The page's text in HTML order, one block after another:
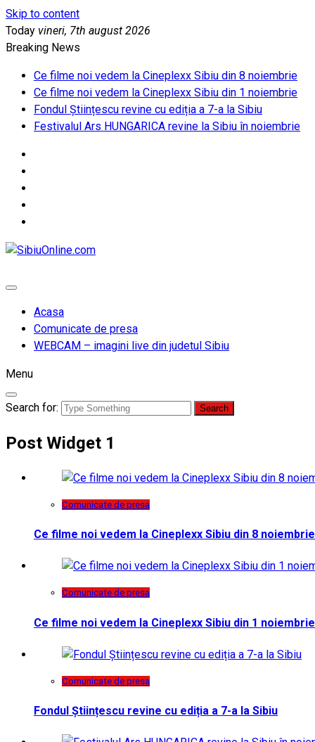
Skip to content
Today vineri, 7th august 2026
Breaking News
Ce filme noi vedem la Cineplexx Sibiu din 8 noiembrie
Ce filme noi vedem la Cineplexx Sibiu din 1 noiembrie
Fondul Științescu revine cu ediția a 7-a la Sibiu
Festivalul Ars HUNGARICA revine la Sibiu în noiembrie
Acasa
Comunicate de presa
WEBCAM – imagini live din judetul Sibiu
Menu
Search for:
Post Widget 1
Comunicate de presa
Ce filme noi vedem la Cineplexx Sibiu din 8 noiembrie
Comunicate de presa
Ce filme noi vedem la Cineplexx Sibiu din 1 noiembrie
Comunicate de presa
Fondul Științescu revine cu ediția a 7-a la Sibiu